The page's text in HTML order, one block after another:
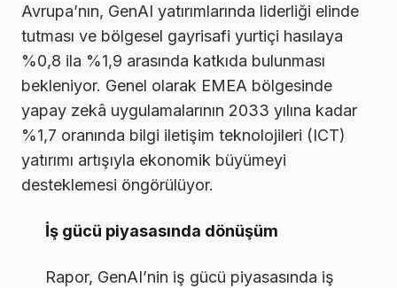
Avrupa’nın, GenAI yatırımlarında liderliği elinde
tutması ve bölgesel gayrisafi yurtiçi hasılaya
%0,8 ila %1,9 arasında katkıda bulunması
bekleniyor. Genel olarak EMEA bölgesinde
yapay zekâ uygulamalarının 2033 yılına kadar
%1,7 oranında bilgi iletişim teknolojileri (ICT)
yatırımı artışıyla ekonomik büyümeyi
desteklemesi öngörülüyor.
İş gücü piyasasında dönüşüm
Rapor, GenAI’nin iş gücü piyasasında iş